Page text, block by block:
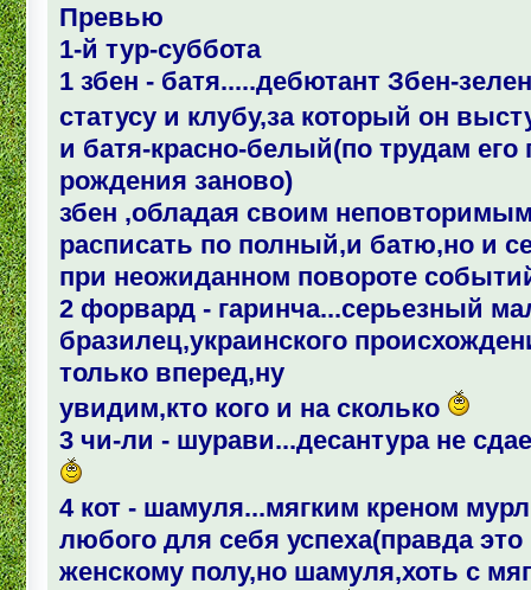
Превью
1-й тур-суббота
1 збен - батя.....дебютант Збен-
статусу и клубу,за который он
и батя-красно-белый(по трудам
рождения заново)
збен ,обладая своим
расписать по полный,и батю,но и
при неожиданном повороте
2 форвард - гаринча...серьезный
бразилец,украинского
только вперед,ну
увидим,кто кого и на сколько
3 чи-ли - шурави...десантура не
4 кот - шамуля...мягким креном
любого для себя успеха(правда
женскому полу,но шамуля,хоть с